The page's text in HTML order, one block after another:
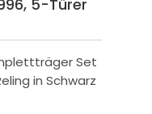
5-Türer
Set
in Schwarz